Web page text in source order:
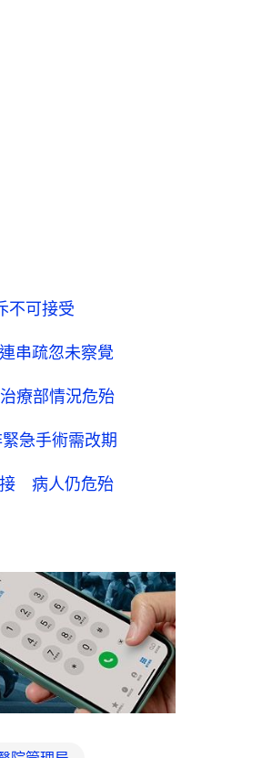
不可接受
串疏忽未察覺
療部情況危殆
急手術需改期
接 病人仍危殆